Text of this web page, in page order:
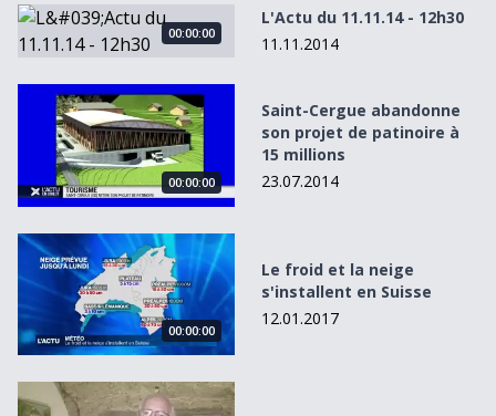
L&#039;Actu du 11.11.14 - 12h30
00:00:00
L'Actu du 11.11.14 - 12h30
11.11.2014
Saint-Cergue abandonne son projet de patinoire à 15
00:00:00
Saint-Cergue abandonne
son projet de patinoire à
15 millions
23.07.2014
Le froid et la neige s&#039;installent en Suisse
00:00:00
Le froid et la neige
s'installent en Suisse
12.01.2017
Les Infos du 13.11.12